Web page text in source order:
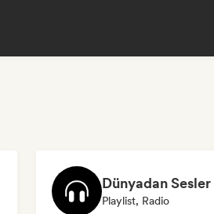
Dünyadan Sesler
Playlist, Radio